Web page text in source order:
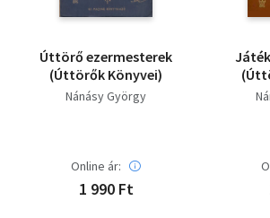
Úttörő ezermesterek
(Úttörők Könyvei)
Nánásy György
Online ár:
1 990 Ft